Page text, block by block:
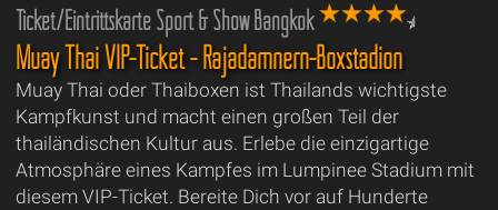
Ticket/Eintrittskarte Sport & Show Bangkok
Muay Thai VIP-Ticket - Rajadamnern-Boxstadion
Muay Thai oder Thaiboxen ist Thailands wichtigste
Kampfkunst und macht einen großen Teil der
thailändischen Kultur aus. Erlebe die einzigartige
Atmosphäre eines Kampfes im Lumpinee Stadium mit
diesem VIP-Ticket. Bereite Dich vor auf Hunderte